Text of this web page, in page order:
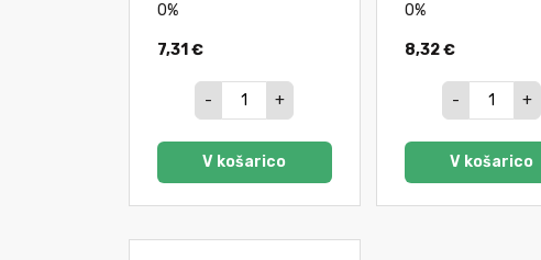
0%
7,31 €
- +
V košarico
0%
8,32 €
- +
V košarico